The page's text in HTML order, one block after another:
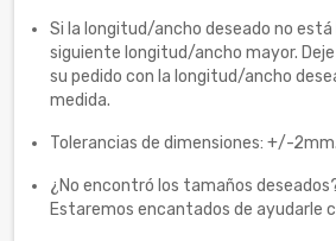
Si la longitud/ancho deseado no está
siguiente longitud/ancho mayor.
su pedido con la longitud/ancho
medida.
Tolerancias de dimensiones: +/-2mm.
¿No encontró los tamaños
Estaremos encantados de ayudarle